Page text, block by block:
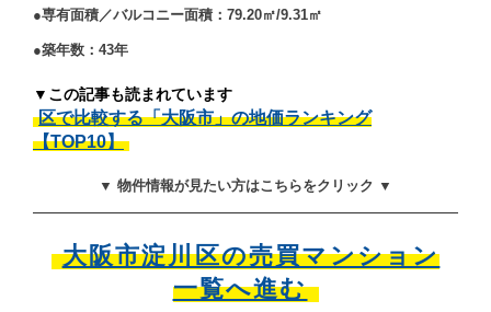
●専有面積／バルコニー面積：79.20㎡/9.31㎡
●築年数：43年
▼この記事も読まれています
区で比較する「大阪市」の地価ランキング
【TOP10】
▼ 物件情報が見たい方はこちらをクリック ▼
大阪市淀川区の売買マンション
一覧へ進む